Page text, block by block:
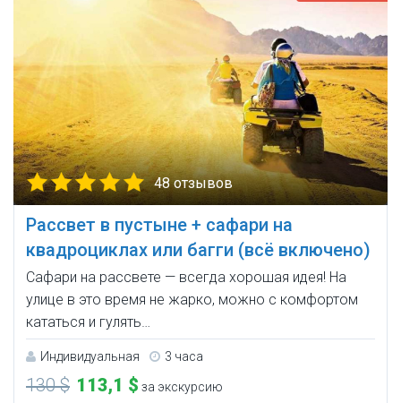
48 отзывов
Рассвет в пустыне + сафари на
квадроциклах или багги (всё включено)
Сафари на рассвете — всегда хорошая идея! На
улице в это время не жарко, можно с комфортом
кататься и гулять…
Индивидуальная 3 часа
130 $ 113,1 $ за экскурсию